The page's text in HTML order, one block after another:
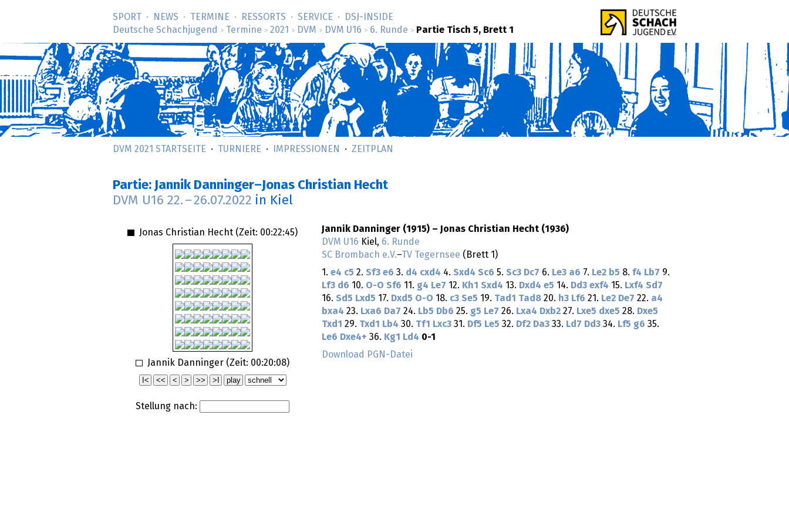
SPORT NEWS TERMINE RESSORTS SERVICE
DSJ-­INSIDE
Deutsche Schachjugend
> Termine > 2021 > DVM > DVM U16 > 6. Runde > Partie Tisch 5, Brett 1
DVM 2021 STARTSEITE TURNIERE IMPRESSIONEN ZEITPLAN
Partie: Jannik Danninger–Jonas Christian Hecht
DVM U16 22. –26.07.2022 in Kiel
Jonas Christian Hecht (Zeit: 00:22:45)
Jannik Danninger (Zeit: 00:20:08)
Stellung nach:
Jannik Danninger (1915) – Jonas Christian Hecht (1936)
DVM U16 Kiel, 6. Runde
SC Brombach e.V.–TV Tegernsee (Brett 1)
1. e4 c5 2. Sf3 e6 3. d4 cxd4 4. Sxd4 Sc6 5. Sc3 Dc7 6. Le3 a6 7. Le2 b5 8. f4 Lb7 9.
Lf3 d6 10. O-O Sf6 11. g4 Le7 12. Kh1 Sxd4 13. Dxd4 e5 14. Dd3 exf4 15. Lxf4 Sd7
16. Sd5 Lxd5 17. Dxd5 O-O 18. c3 Se5 19. Tad1 Tad8 20. h3 Lf6 21. Le2 De7 22. a4
bxa4 23. Lxa6 Da7 24. Lb5 Db6 25. g5 Le7 26. Lxa4 Dxb2 27. Lxe5 dxe5 28. Dxe5
Txd1 29. Txd1 Lb4 30. Tf1 Lxc3 31. Df5 Le5 32. Df2 Da3 33. Ld7 Dd3 34. Lf5 g6 35.
Le6 Dxe4+ 36. Kg1 Ld4 0-1
Download PGN-Datei